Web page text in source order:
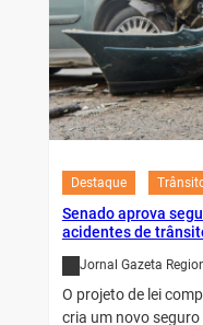
Destaque
Senado aprova
acidentes de
Jornal Gazeta
O projeto de lei
cria um novo